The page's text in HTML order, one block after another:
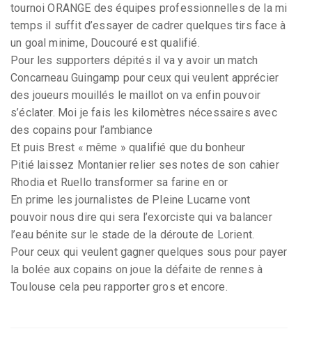
tournoi ORANGE des équipes professionnelles de la mi
temps il suffit d’essayer de cadrer quelques tirs face à
un goal minime, Doucouré est qualifié.
Pour les supporters dépités il va y avoir un match
Concarneau Guingamp pour ceux qui veulent apprécier
des joueurs mouillés le maillot on va enfin pouvoir
s’éclater. Moi je fais les kilomètres nécessaires avec
des copains pour l’ambiance
Et puis Brest « même » qualifié que du bonheur
Pitié laissez Montanier relier ses notes de son cahier
Rhodia et Ruello transformer sa farine en or
En prime les journalistes de Pleine Lucarne vont
pouvoir nous dire qui sera l’exorciste qui va balancer
l’eau bénite sur le stade de la déroute de Lorient.
Pour ceux qui veulent gagner quelques sous pour payer
la bolée aux copains on joue la défaite de rennes à
Toulouse cela peu rapporter gros et encore.